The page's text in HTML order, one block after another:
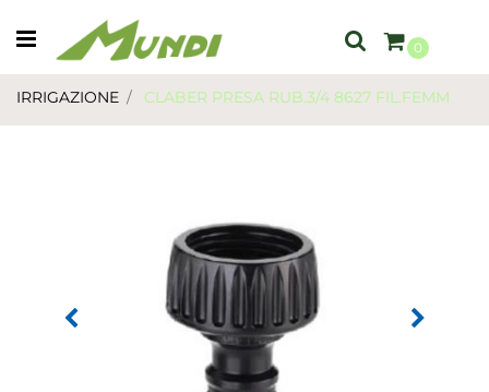
Open menu
0
IRRIGAZIONE CLABER PRESA RUB.3/4 8627 FIL.FEMM